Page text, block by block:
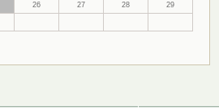
26 27 28 29